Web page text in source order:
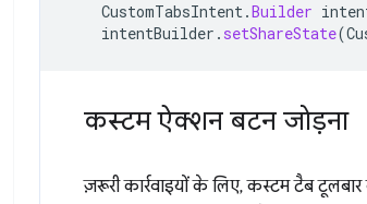
CustomTabsIntent.Builder
intentBuilder . setShareState(
कस्टम ऐक्शन बटन जोड़ना
ज़रूरी कार्रवाइयों के लिए, कस्टम टैब